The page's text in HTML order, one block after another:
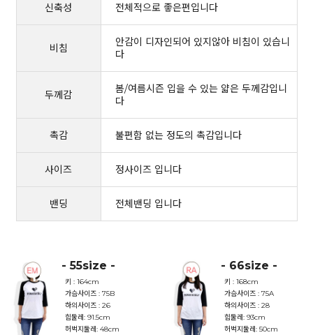
신축성 전체적으로 좋은편입니다
비침
안감이 디자인되어 있지않아 비침이 있습니
다
두께감
봄/여름시즌 입을 수 있는 얇은 두께감입니
다
촉감 불편함 없는 정도의 촉감입니다
사이즈 정사이즈 입니다
밴딩 전체밴딩 입니다
- 55size -
키 : 164cm
가슴사이즈 : 75B
하의사이즈 : 26
힙둘레: 91.5cm
허벅지둘레: 48cm
- 66size -
키 : 168cm
가슴사이즈 : 75A
하의사이즈 : 28
힙둘레: 93cm
허벅지둘레: 50cm